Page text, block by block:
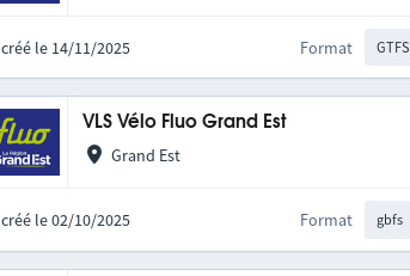
créé le 14/11/2025 Format GTFS
VLS Vélo Fluo Grand Est
Grand Est
créé le 02/10/2025 Format gbfs